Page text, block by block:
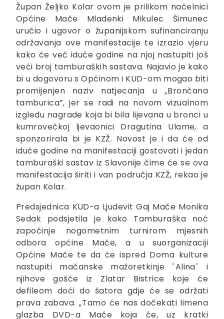
Župan Željko Kolar ovom je prilikom načelnici
Općine Mače Mladenki Mikulec Šimunec
uručio i ugovor o županijskom sufinanciranju
održavanja ove manifestacije te izrazio vjeru
kako će već iduće godine na njoj nastupiti još
veći broj tamburaških sastava. Najavio je kako
bi u dogovoru s Općinom i KUD-om mogao biti
promijenjen naziv natjecanja u „Brončana
tamburica”, jer se radi na novom vizualnom
izgledu nagrade koja bi bila lijevana u bronci u
kumrovečkoj ljevaonici Dragutina Ulame, a
sponzorirala bi je KZŽ. Novost je i da će od
iduće godine na manifestaciji gostovati i jedan
tamburaški sastav iz Slavonije čime će se ova
manifestacija širiti i van područja KZŽ, rekao je
župan Kolar.
Predsjednica KUD-a Ljudevit Gaj Mače Monika
Sedak podsjetila je kako Tamburaška noć
započinje nogometnim turnirom mjesnih
odbora općine Mače, a u suorganizaciji
Općine Mače te da će ispred Doma kulture
nastupiti mačanske mažoretkinje ˝Alina˝ i
njihove gošće iz Zlatar Bistrice koje će
defileom doći do šatora gdje će se održati
prava zabava. „Tamo će nas dočekati limena
glazba DVD-a Mače koja će, uz kratki